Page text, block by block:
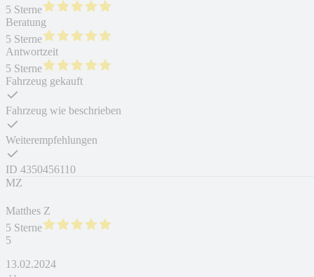
5 Sterne
Beratung
5 Sterne
Antwortzeit
5 Sterne
Fahrzeug gekauft
Fahrzeug wie beschrieben
Weiterempfehlungen
ID 4350456110
MZ
Matthes Z
5 Sterne
5
13.02.2024